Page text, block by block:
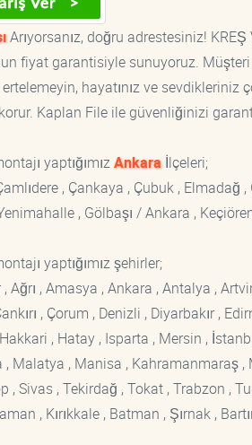
Arıyorsanız, doğru adrestesiniz! KREŞ
fiyat garantisiyle sunuyoruz.
hayatınız ve sevdikleriniz
Kaplan File ile güvenliğinizi
yaptığımızAnkara İlçeleri;
, Çankaya , Çubuk , Elmadağ
, Gölbaşı / Ankara ,
yaptığımız şehirler;
, Amasya , Ankara , Antalya ,
, Çorum , Denizli , Diyarbakır ,
, Hatay , Isparta , Mersin ,
, Malatya , Manisa , Kahramanmaraş
, Sivas , Tekirdağ , Tokat , Trabzon ,
, Kırıkkale , Batman , Şırnak ,